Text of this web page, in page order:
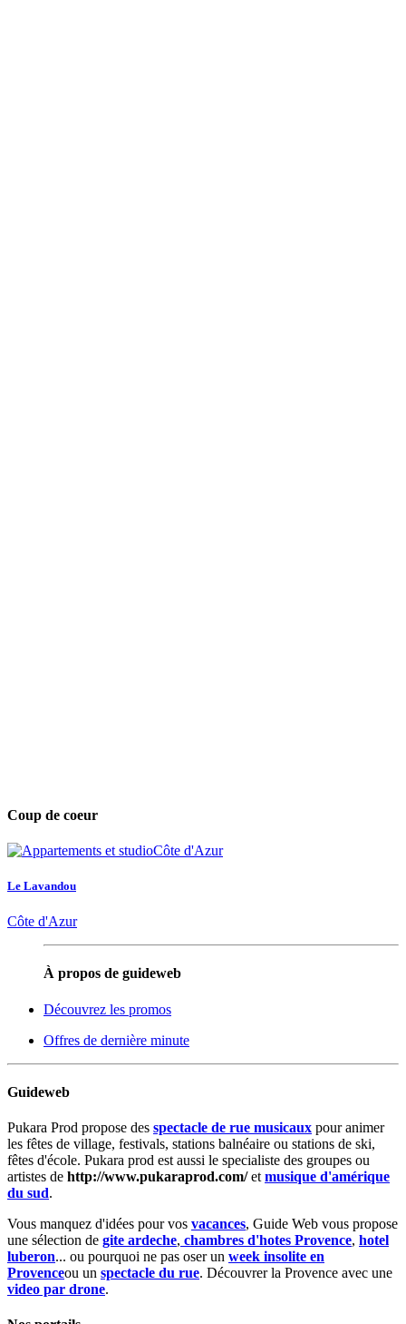
Coup de coeur
Le Lavandou
Côte d'Azur
À propos de guideweb
Découvrez les promos
Offres de dernière minute
Guideweb
Pukara Prod propose des spectacle de rue musicaux pour animer
les fêtes de village, festivals, stations balnéaire ou stations de ski,
fêtes d'école. Pukara prod est aussi le specialiste des groupes ou
artistes de http://www.pukaraprod.com/et musique d'amérique
du sud.
Vous manquez d'idées pour vos vacances, Guide Web vous propose
une sélection de gite ardeche, chambres d'hotes Provence, hotel
luberon... ou pourquoi ne pas oser un week insolite en
Provenceou un spectacle du rue. Découvrer la Provence avec une
video par drone.